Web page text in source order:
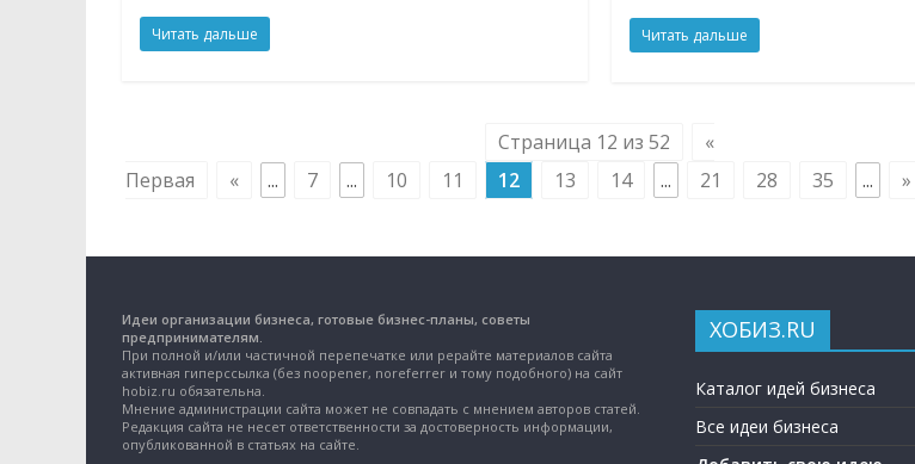
Читать дальше Читать дальше
Страница 12 из 52
«
Первая
« ... 7 ... 10 11 12 13 14 ... 21 28 35 ... »
Идеи организации бизнеса, готовые бизнес-планы, советы
предпринимателям.
При полной и/или частичной перепечатке или рерайте материалов сайта
активная гиперссылка (без noopener, noreferrer и тому подобного) на сайт
hobiz.ru обязательна.
Мнение администрации сайта может не совпадать с мнением авторов статей.
Редакция сайта не несет ответственности за достоверность информации,
опубликованной в статьях на сайте.
ХОБИЗ.RU
Каталог идей бизнеса
Все идеи бизнеса